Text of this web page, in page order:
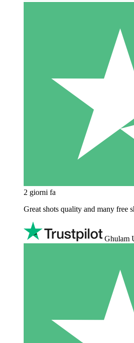
2 giorni fa
Great shots quality and many free
Ghulam